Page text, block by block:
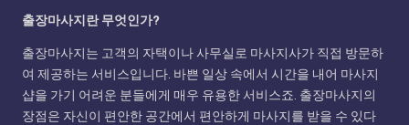
출장마사지란 무엇인가?
출장마사지는 고객의 자택이나 사무실로 마사지사가 직접 방문하
여 제공하는 서비스입니다. 바쁜 일상 속에서 시간을 내어 마사지
샵을 가기 어려운 분들에게 매우 유용한 서비스죠. 출장마사지의
장점은 자신이 편안한 공간에서 편안하게 마사지를 받을 수 있다